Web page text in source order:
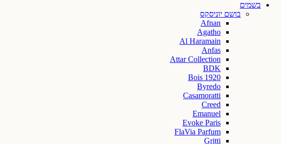
בשמים
בושם יוניסקס
Afnan
Agatho
Al Haramain
Anfas
Attar Collection
BDK
Bois 1920
Byredo
Casamoratti
Creed
Emanuel
Evoke Paris
FlaVia Parfum
Gritti